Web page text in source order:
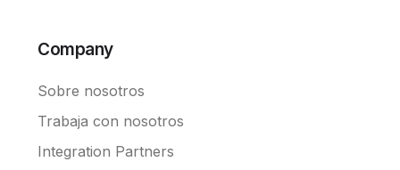
Company
Sobre nosotros
Trabaja con nosotros
Integration Partners